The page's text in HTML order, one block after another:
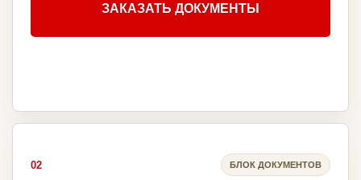
ЗАКАЗАТЬ ДОКУМЕНТЫ
02 БЛОК ДОКУМЕНТОВ